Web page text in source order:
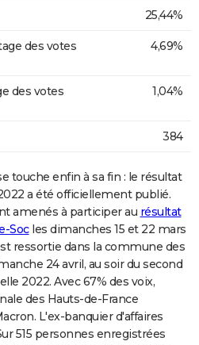
25,44%
des votes
4,69%
des votes
1,04%
384
touche enfin à sa fin : le résultat
a été officiellement publié.
amenés à participer au résultat
Socles dimanches 15 et 22 mars
ressortie dans la commune des
24 avril, au soir du second
2022. Avec 67% des voix,
des Hauts-de-France
L'ex-banquier d'affaires
515 personnes enregistrées